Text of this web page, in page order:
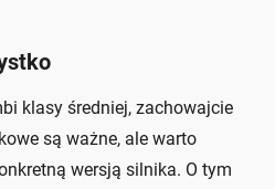
klasy średniej, zachowajcie
są ważne, ale warto
wersją silnika. O tym